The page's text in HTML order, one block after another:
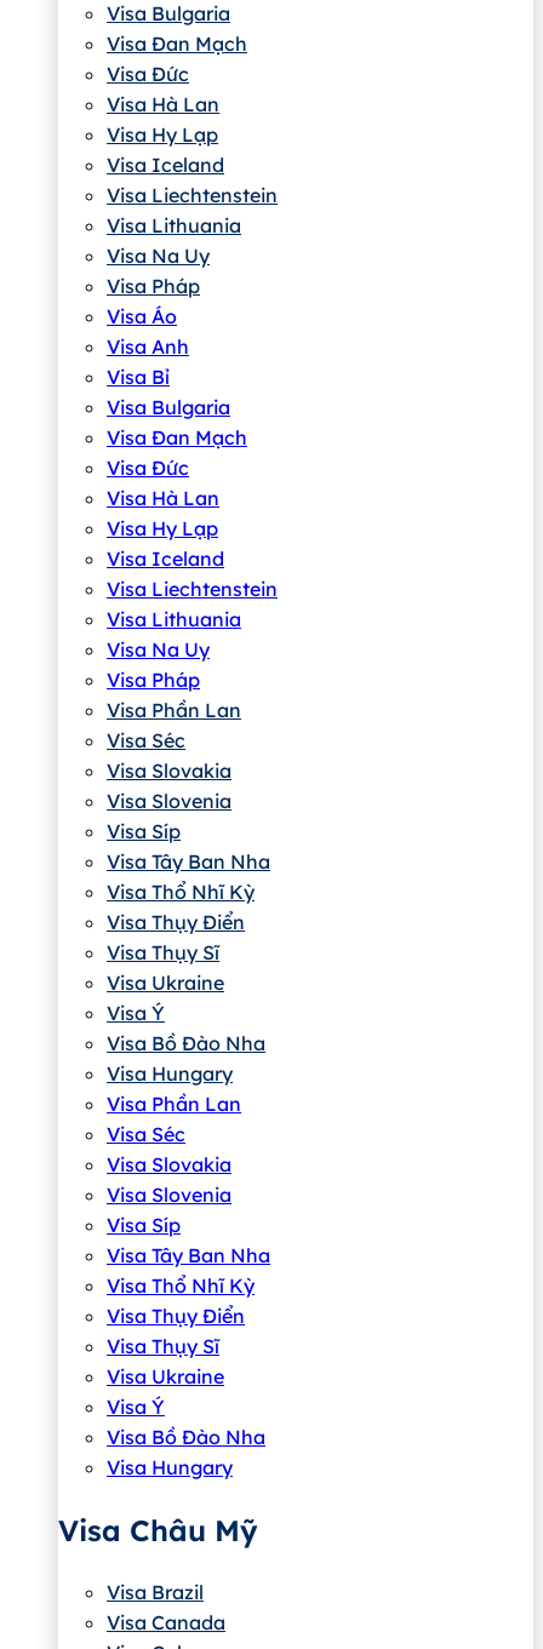
Visa Bulgaria
Visa Đan Mạch
Visa Đức
Visa Hà Lan
Visa Hy Lạp
Visa Iceland
Visa Liechtenstein
Visa Lithuania
Visa Na Uy
Visa Pháp
Visa Áo
Visa Anh
Visa Bỉ
Visa Bulgaria
Visa Đan Mạch
Visa Đức
Visa Hà Lan
Visa Hy Lạp
Visa Iceland
Visa Liechtenstein
Visa Lithuania
Visa Na Uy
Visa Pháp
Visa Phần Lan
Visa Séc
Visa Slovakia
Visa Slovenia
Visa Síp
Visa Tây Ban Nha
Visa Thổ Nhĩ Kỳ
Visa Thụy Điển
Visa Thụy Sĩ
Visa Ukraine
Visa Ý
Visa Bồ Đào Nha
Visa Hungary
Visa Phần Lan
Visa Séc
Visa Slovakia
Visa Slovenia
Visa Síp
Visa Tây Ban Nha
Visa Thổ Nhĩ Kỳ
Visa Thụy Điển
Visa Thụy Sĩ
Visa Ukraine
Visa Ý
Visa Bồ Đào Nha
Visa Hungary
Visa Châu Mỹ
Visa Brazil
Visa Canada